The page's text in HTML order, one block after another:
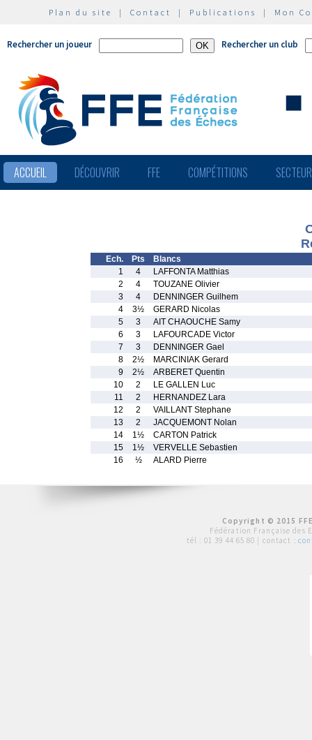
Plan du site | Contact | Publications | Mon
Rechercher un joueur Rechercher un club
ACCUEIL DÉCOUVRIR FFE COMPÉTITIONS
Ech. Pts
Blancs
1
4
LAFFONTA Matthias
2
4
TOUZANE Olivier
3
4
DENNINGER Guilhem
4
3½
GERARD Nicolas
5
3
AIT CHAOUCHE Samy
6
3
LAFOURCADE Victor
7
3
DENNINGER Gael
8
2½
MARCINIAK Gerard
9
2½
ARBERET Quentin
10
2
LE GALLEN Luc
11
2
HERNANDEZ Lara
12
2
VAILLANT Stephane
13
2
JACQUEMONT Nolan
14
1½
CARTON Patrick
15
1½
VERVELLE Sebastien
16
½ ALARD Pierre
Copyright © 2015
Fédération Française des
tél : 01 39 44 65 80 | contact :